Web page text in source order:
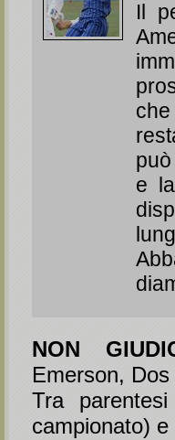
Il
e
NON
Emerson,
Tra
campionato)